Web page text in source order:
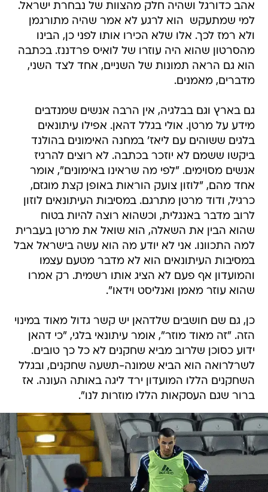
אהב כדורגל ושהיה חלק מהצוות של נבחרת ישראל.
למי שמתעקש  הוא לרגע לא אמר שהיה מתורגמן
ולא רמז לכך. אלו שלא הכירו אותו לפני כן, הבינו
מהסרטון שהוא היה עוזרו של לואיס פרדננז. בכתבה
הוא גם הראה תמונות של השניים, אחד לצד השני,
מדברים, מאמנים.
גם בארץ וגם בבלגיה, אין הרבה אנשים שמנדבים
מידע על מרטן. אולי בגלל דהאן. אפילו עיתונאים
בלגים ששוהים עם ליאז' במחנה האימונים בהולנד
ביקשו ששמם לא יוזכר בכתבה. לא רוצים להרגיז
אנשים מסוימים. "לפי מה שראינו באימונים", אומר
אחד מהם, "לוזון צועק הוראות באופן קצת מוגזם,
כרגיל, ודוד מרטן מתרגם. במסיבות העיתונאים לוזון
לרוב מדבר באנגלית, וכשהוא רוצה להיות בטוח
שהוא הבין את השאלה, הוא שואל את מרטן בעברית
למה התכוונו. אני לא יודע מה הוא עשה בישראל אבל
במסיבות העיתונאים הוא לא מדבר מטעם עצמו
והמועדון אף פעם לא הציג אותו רשמית. רק אמרו
שהוא עוזר מאמן ואנליסט וידאו".
כן, גם שם חושבים שלדהאן יש קשר גדול מאוד במינוי
הזה. "זה מאוד מוזר", אומר עיתונאי בלגי, "כי דהאן
ידוע כסוכן שלרוב מביא שחקנים לא כל כך טובים.
לשרלרואה הוא הביא שמונה-תשעה שחקנים, ובגלל
השחקנים הללו המועדון ירד ליגה באותה העונה. אז
ברור שגם העסקאות הללו מוזרות לנו".